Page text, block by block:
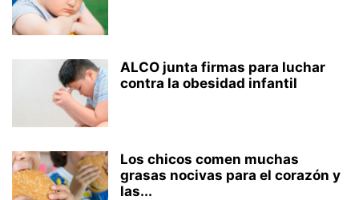
ALCO junta firmas para luchar
contra la obesidad infantil
Los chicos comen muchas
grasas nocivas para el corazón y
las...